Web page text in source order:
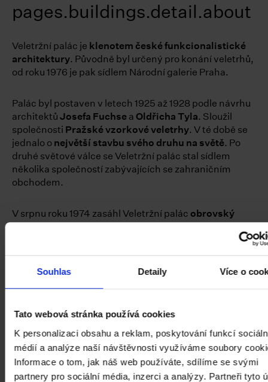
Souhlas Detaily Více o
Tato webová stránka používá cookies
K personalizaci obsahu a reklam, poskytování funkcí
médií a analýze naší návštěvnosti využíváme soubory
Informace o tom, jak náš web používáte, sdílíme se svými
partnery pro sociální média, inzerci a analýzy. Partneři tyto
pages.buildings.detail.about
Veletržní palác je klenotem české funkcionalistické
architektury. Původně byl určený pro konání veletrhů,
od roku 1976 je pak sídlem Národní galerie Praha.
Palác byl postaven v letech 1925 až 1928 podle návrhu
architektů Josefa Fuchse a Oldřicha Tyla. Sloužil
společnosti Pražské vzorkové veletrhy. V té době se
jednalo o největší stavbu svého druhu na světě. Po
druhé světové válce se Veletržní palác stal sídlem
několika společností zabývajících se zahraničním
obchodem.
V srpnu roku 1974 zasáhl Veletržní palác obrovský
požár. Budovu téměř zničil, jeho likvidace trvala od 14.
rozhodnuto o jehorekonstrukci, která však trvala
velmi dlouho
. Kompletní oprava budovy byla
1—12 / 12
Sbírkové expozice